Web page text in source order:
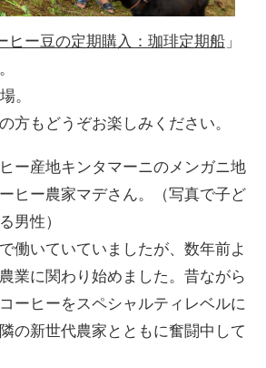
ヒー豆の定期購入：珈琲定期船」
。
方もどうぞお楽しみください。
ー産地キンタマーニのメンガニ地
ヒー農家マデさん。（写真で子ど
男性）
働いていていましたが、数年前よ
業に関わり始めました。昔ながら
ーヒーをスペシャルティレベルに
の新世代農家とともに奮闘中して